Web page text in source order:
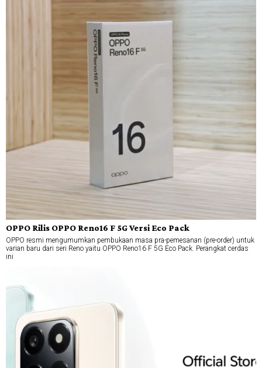
OPPO Rilis OPPO Reno16 F 5G Versi Eco Pack
OPPO resmi mengumumkan pembukaan masa pra-pemesanan (pre-order) untuk
varian baru dari seri Reno yaitu OPPO Reno16 F 5G Eco Pack. Perangkat cerdas
ini